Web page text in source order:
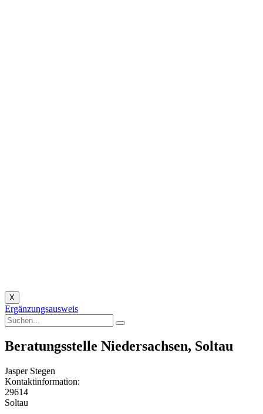
X
Ergänzungsausweis
Beratungsstelle Niedersachsen, Soltau
Jasper Stegen
Kontaktinformation:
29614
Soltau